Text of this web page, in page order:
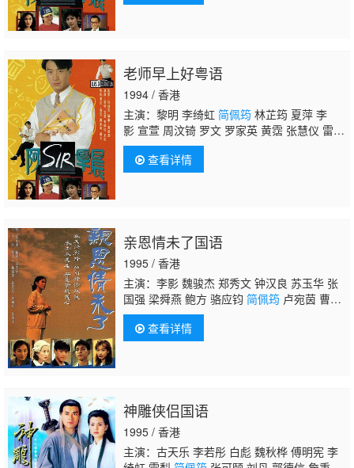
老师早上好粤语
1994 / 香港
主演：黎明 李绮虹 简佩筠林芷筠 夏萍 李
影 宣萱 周汶锜 罗文 罗家英 黄霑 张慧仪 雷宇
扬 古天乐
查看详情
亲恩情未了国语
1995 / 香港
主演：李影 魏骏杰 郑秀文 钟汉良 苏玉华 张
国强 梁舜燕 鲍方 骆应钧 简佩筠卢宛茵 曹永
廉
查看详情
神雕侠侣国语
1995 / 香港
主演：古天乐 李若彤 白彪 魏秋桦 傅明宪 李